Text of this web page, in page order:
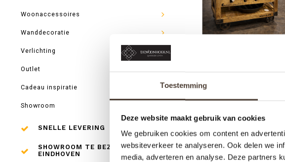
Toestemming
Deze website maakt gebruik van cookies
We gebruiken cookies om content en
websiteverkeer te analyseren. Ook delen we
media, adverteren en analyse. Deze partners
Woonaccessoires
Wanddecoratie
Verlichting
Outlet
Cadeau inspiratie
Showroom
SNELLE LEVERING
SHOWROOM TE BEZOEKEN IN
EINDHOVEN